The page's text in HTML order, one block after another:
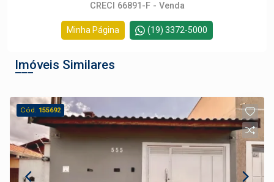
CRECI 66891-F - Venda
Minha Página (19) 3372-5000
Imóveis Similares
Cód. 155692